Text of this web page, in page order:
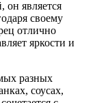
является
своему
отлично
яркости и
разных
соусах,